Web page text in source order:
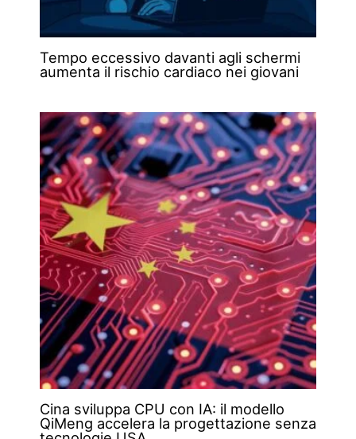
Tempo eccessivo davanti agli schermi
aumenta il rischio cardiaco nei giovani
Cina sviluppa CPU con IA: il modello
QiMeng accelera la progettazione senza